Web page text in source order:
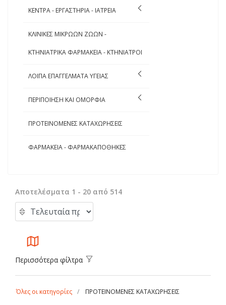
ΚΕΝΤΡΑ - ΕΡΓΑΣΤΗΡΙΑ - ΙΑΤΡΕΙΑ
ΚΛΙΝΙΚΕΣ ΜΙΚΡΩΩΝ ΖΩΩΝ -
ΚΤΗΝΙΑΤΡΙΚΑ ΦΑΡΜΑΚΕΙΑ - ΚΤΗΝΙΑΤΡΟΙ
ΛΟΙΠΑ ΕΠΑΓΓΕΛΜΑΤΑ ΥΓΕΙΑΣ
ΠΕΡΙΠΟΙΗΣΗ ΚΑΙ ΟΜΟΡΦΙΑ
ΠΡΟΤΕΙΝΟΜΕΝΕΣ ΚΑΤΑΧΩΡΗΣΕΙΣ
ΦΑΡΜΑΚΕΙΑ - ΦΑΡΜΑΚΑΠΟΘΗΚΕΣ
Αποτελέσματα 1 - 20 από 514
Περισσότερα φίλτρα
Όλες οι κατηγορίες ΠΡΟΤΕΙΝΟΜΕΝΕΣ ΚΑΤΑΧΩΡΗΣΕΙΣ